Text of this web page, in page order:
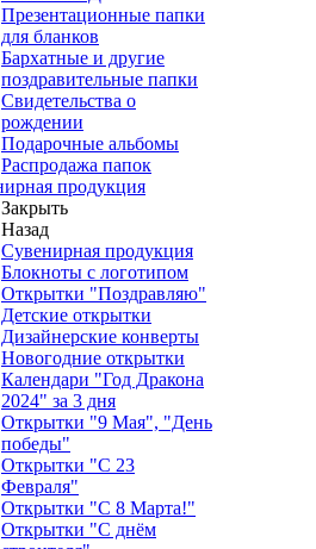
Презентационные папки
для бланков
Бархатные и другие
поздравительные папки
Свидетельства о
рождении
Подарочные альбомы
Распродажа папок
продукция
Закрыть
Назад
Сувенирная продукция
Блокноты с логотипом
Открытки "Поздравляю"
Детские открытки
Дизайнерские конверты
Новогодние открытки
Календари "Год Дракона
2024" за 3 дня
Открытки "9 Мая", "День
победы"
Открытки "С 23
Февраля"
Открытки "С 8 Марта!"
Открытки "С днём